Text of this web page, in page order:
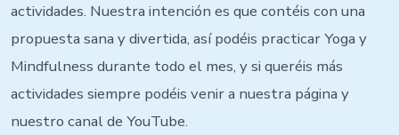
actividades. Nuestra intención es que contéis con una
propuesta sana y divertida, así podéis practicar Yoga y
Mindfulness durante todo el mes, y si queréis más
actividades siempre podéis venir a nuestra página y
nuestro canal de YouTube.